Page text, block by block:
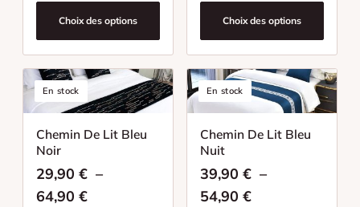
Choix des options Choix des options
En stock
Chemin De Lit Bleu
Noir
29,90 € –
64,90 €Plage de prix : 29,90 € à 64,90 €
En stock
Chemin De Lit Bleu
Nuit
39,90 € –
54,90 €Plage de prix :